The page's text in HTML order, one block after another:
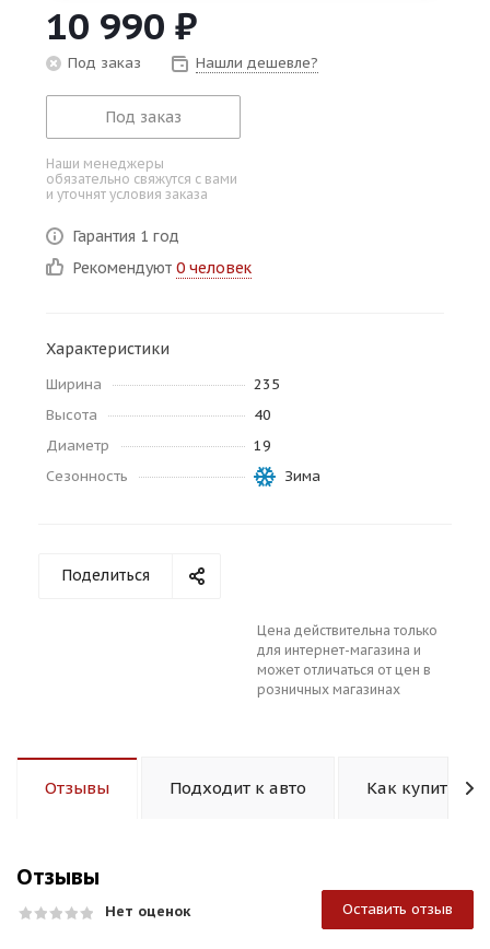
недели
раз в 2 недели
8 800 302-02-51
10 990 ₽
Под заказ Нашли дешевле?
Под заказ
Наши менеджеры
обязательно свяжутся с вами
и уточнят условия заказа
Гарантия 1 год
Рекомендуют 0 человек
Характеристики
Ширина
235
Высота
40
Диаметр
19
Сезонность
Зима
Поделиться
Цена действительна только
для интернет-магазина и
может отличаться от цен в
розничных магазинах
Отзывы Подходит к авто Как купить
Отзывы
Нет оценок Оставить отзыв